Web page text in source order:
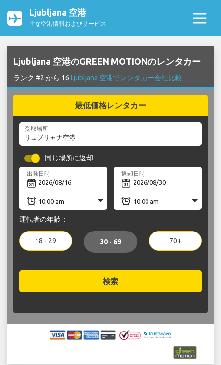
Ljubljana 空港
主な空港情報およびサービス
Ljubljana 空港のGREEN MOTIONのレンタカー
ランク #2 から 16 Ljubljana 空港でレンタカー会社比較
最低価格レンタカー
受取場所
同じ場所に返却
出発日時 返却日時
運転者の年齢：
18 - 29 30 - 69 70+
検索